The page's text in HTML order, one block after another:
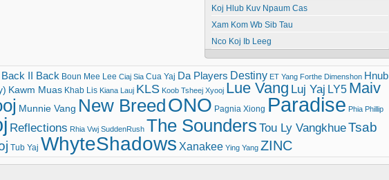
Koj Hlub Kuv Npaum Cas
Xam Kom Wb Sib Tau
Nco Koj Ib Leeg
Back II Back Boun Mee Lee Ciaj Sia Cua Yaj Da Players Destiny ET Yang Forthe Dimenshon Hnub
Kawm Muas Khab Lis Kiana Lauj KLS Koob Tsheej Xyooj Lue Vang Luj Yaj LY5 Maiv
Munnie Vang New BreedONO Pagnia Xiong Paradise Phia Phillip
Reflections Rhia Vwj SuddenRush The Sounders Tou Ly VangkhueTsab
Tub Yaj WhyteShadows Xanakee Ying Yang ZINC